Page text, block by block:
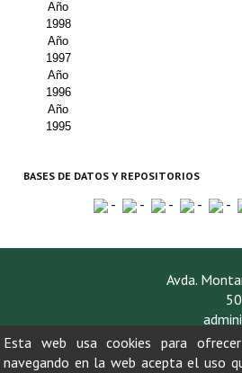
Año
1998
Año
1997
Año
1996
Año
1995
BASES DE DATOS Y REPOSITORIOS
- - - - -
Avda.
Esta web usa cookies para
navegando en la web acepta el uso